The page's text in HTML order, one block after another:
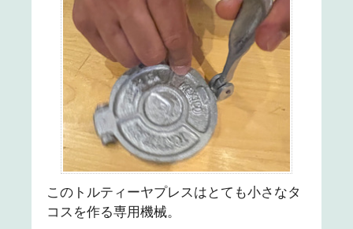
このトルティーヤプレスはとても小さなタ
コスを作る専用機械。